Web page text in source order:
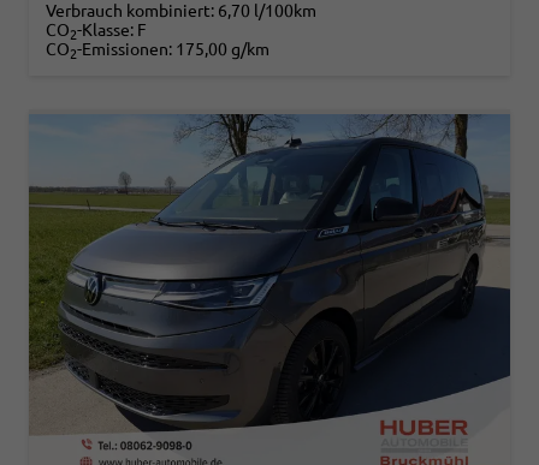
Verbrauch kombiniert: 6,70 l/100km
CO2-Klasse: F
CO2-Emissionen: 175,00 g/km